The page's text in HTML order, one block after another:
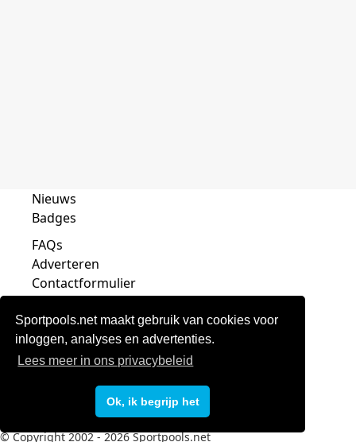
Sportpools.net maakt gebruik van cookies voor
inloggen, analyses en advertenties.
Lees meer in ons privacybeleid
Ok, ik begrijp het
Nieuws
Badges
FAQs
Adverteren
Contactformulier
© Copyright 2002 - 2026 Sportpools.net